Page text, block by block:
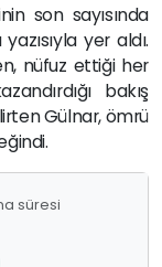
son sayısında
yer aldı.
nüfuz ettiği her
bakış
Gülnar, ömrü
süresi